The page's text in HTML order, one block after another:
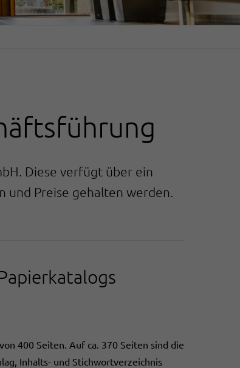
Diese verfügt über ein
und Preise gehalten werden.
400 Seiten. Auf ca. 370 Seiten sind die
Inhalts- und Stichwortverzeichnis